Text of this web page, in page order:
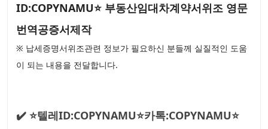
ID:COPYNAMU⭐ 부동산임대차계약서위조 영문
번역공증서제작
※ 납세증명서위조관련 정보가 필요하신 분들께 실질적인 도움
이 되는 내용을 전달합니다.
✔️ ⭐텔레ID:COPYNAMU⭐카톡:COPYNAMU⭐